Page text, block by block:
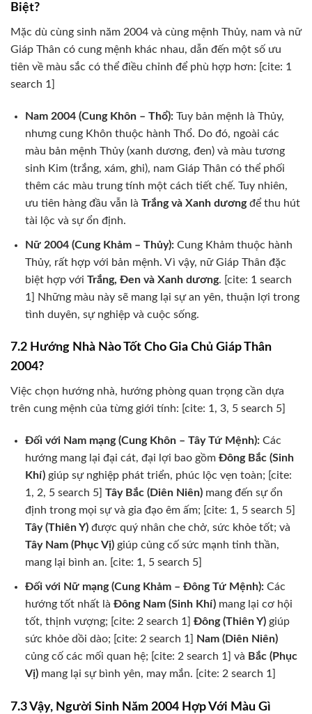
Biệt?
Mặc dù cùng sinh năm 2004 và cùng mệnh Thủy, nam và nữ
Giáp Thân có cung mệnh khác nhau, dẫn đến một số ưu
tiên về màu sắc có thể điều chỉnh để phù hợp hơn: [cite: 1
search 1]
Nam 2004 (Cung Khôn – Thổ):Tuy bản mệnh là Thủy,
nhưng cung Khôn thuộc hành Thổ. Do đó, ngoài các
màu bản mệnh Thủy (xanh dương, đen) và màu tương
sinh Kim (trắng, xám, ghi), nam Giáp Thân có thể phối
thêm các màu trung tính một cách tiết chế. Tuy nhiên,
ưu tiên hàng đầu vẫn là Trắng và Xanh dươngđể thu hút
tài lộc và sự ổn định.
Nữ 2004 (Cung Khảm – Thủy):Cung Khảm thuộc hành
Thủy, rất hợp với bản mệnh. Vì vậy, nữ Giáp Thân đặc
biệt hợp với Trắng, Đen và Xanh dương. [cite: 1 search
1] Những màu này sẽ mang lại sự an yên, thuận lợi trong
tình duyên, sự nghiệp và cuộc sống.
7.2 Hướng Nhà Nào Tốt Cho Gia Chủ Giáp Thân
2004?
Việc chọn hướng nhà, hướng phòng quan trọng cần dựa
trên cung mệnh của từng giới tính: [cite: 1, 3, 5 search 5]
Đối với Nam mạng (Cung Khôn – Tây Tứ Mệnh):Các
hướng mang lại đại cát, đại lợi bao gồm Đông Bắc (Sinh
Khí)giúp sự nghiệp phát triển, phúc lộc vẹn toàn; [cite:
1, 2, 5 search 5] Tây Bắc (Diên Niên)mang đến sự ổn
định trong mọi sự và gia đạo êm ấm; [cite: 1, 5 search 5]
Tây (Thiên Y)được quý nhân che chở, sức khỏe tốt; và
Tây Nam (Phục Vị)giúp củng cố sức mạnh tinh thần,
mang lại bình an. [cite: 1, 5 search 5]
Đối với Nữ mạng (Cung Khảm – Đông Tứ Mệnh):Các
hướng tốt nhất là Đông Nam (Sinh Khí)mang lại cơ hội
tốt, thịnh vượng; [cite: 2 search 1] Đông (Thiên Y)giúp
sức khỏe dồi dào; [cite: 2 search 1]
Nam (Diên Niên)
củng cố các mối quan hệ; [cite: 2 search 1] và Bắc (Phục
Vị)mang lại sự bình yên, may mắn. [cite: 2 search 1]
7.3 Vậy, Người Sinh Năm 2004 Hợp Với Màu Gì